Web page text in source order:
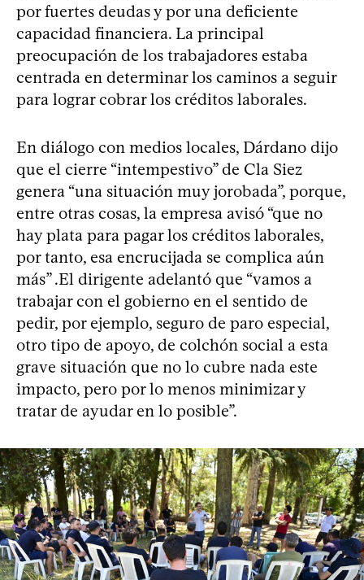
por fuertes deudas y por una deficiente
capacidad financiera. La principal
preocupación de los trabajadores estaba
centrada en determinar los caminos a seguir
para lograr cobrar los créditos laborales.
En diálogo con medios locales, Dárdano dijo
que el cierre “intempestivo” de Cla Siez
genera “una situación muy jorobada”, porque,
entre otras cosas, la empresa avisó “que no
hay plata para pagar los créditos laborales,
por tanto, esa encrucijada se complica aún
más” .El dirigente adelantó que “vamos a
trabajar con el gobierno en el sentido de
pedir, por ejemplo, seguro de paro especial,
otro tipo de apoyo, de colchón social a esta
grave situación que no lo cubre nada este
impacto, pero por lo menos minimizar y
tratar de ayudar en lo posible”.